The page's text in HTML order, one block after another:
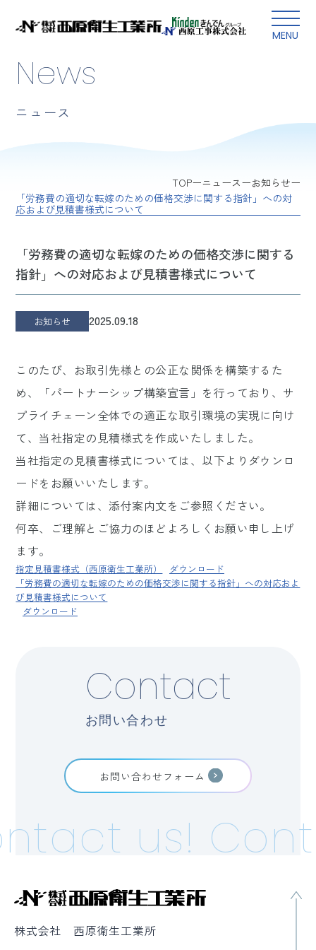
MENU
本文にスキップ
News
ニュース
TOP ニュース
お知らせ
「労務費の適切な転嫁のための価格交渉に関する指針」への対
応および見積書様式について
「労務費の適切な転嫁のための価格交渉に関する
指針」への対応および見積書様式について
お知らせ 2025.09.18
このたび、お取引先様との公正な関係を構築するた
め、「パートナーシップ構築宣言」を行っており、サ
プライチェーン全体での適正な取引環境の実現に向け
て、当社指定の見積様式を作成いたしました。
当社指定の見積書様式については、以下よりダウンロ
ードをお願いいたします。
詳細については、添付案内文をご参照ください。
何卒、ご理解とご協力のほどよろしくお願い申し上げ
ます。
指定見積書様式（西原衛生工業所）
ダウンロード
「労務費の適切な転嫁のための価格交渉に関する指針」への対応およ
び見積書様式について
ダウンロード
Contact
お問い合わせ
お問い合わせフォーム
us!
株式会社 西原衛生工業所